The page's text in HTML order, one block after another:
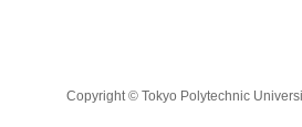
Copyright © Tokyo Polytechnic